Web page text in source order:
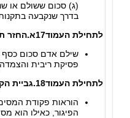
(ג) סכום ששולם או
בדרך שנקבעה
לתחילת העמוד17א.החזר תשלום של קנס שבוטל
שילם אדם סכום כסף
פסיקת ריבית והצמדה, התשכ"א-
לתחילת העמוד18.גביית הקנס
הוראות פקודת
הפיגור, כאילו הוא